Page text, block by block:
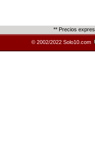
** Precios
© 2002/2022 Solo10.com